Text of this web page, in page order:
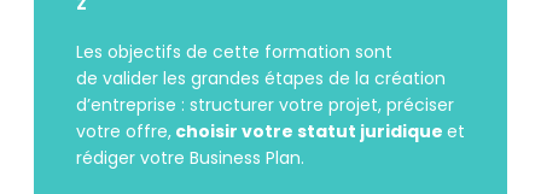
Les objectifs de cette formation sont
de valider les grandes étapes de la création
d’entreprise : structurer votre projet, préciser
votre offre, choisir votre statut juridique et
rédiger votre Business Plan.